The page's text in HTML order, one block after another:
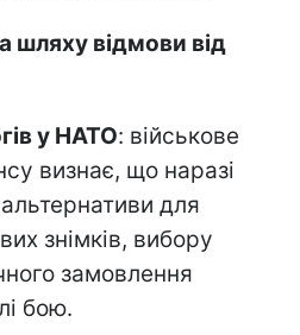
шляху відмови від
у НАТО: військове
визнає, що наразі
для
знімків, вибору
замовлення
бою.